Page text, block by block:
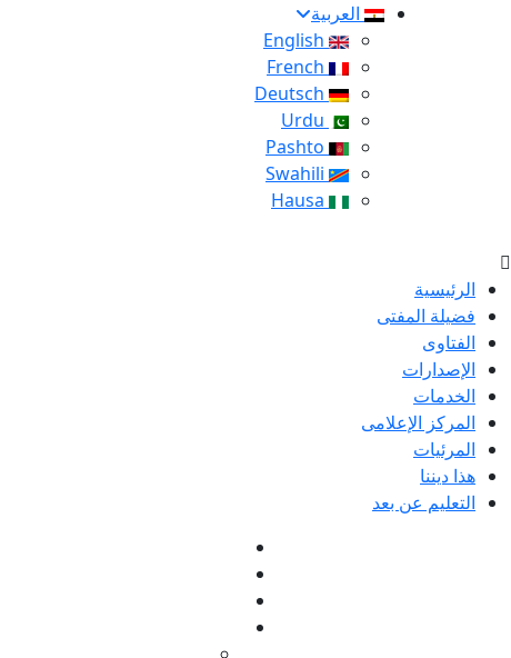
العربية
الرئيسية
فضيلة المفتى
الفتاوى
الإصدارات
الخدمات
المركز الإعلامى
المرئيات
هذا ديننا
التعليم عن بعد